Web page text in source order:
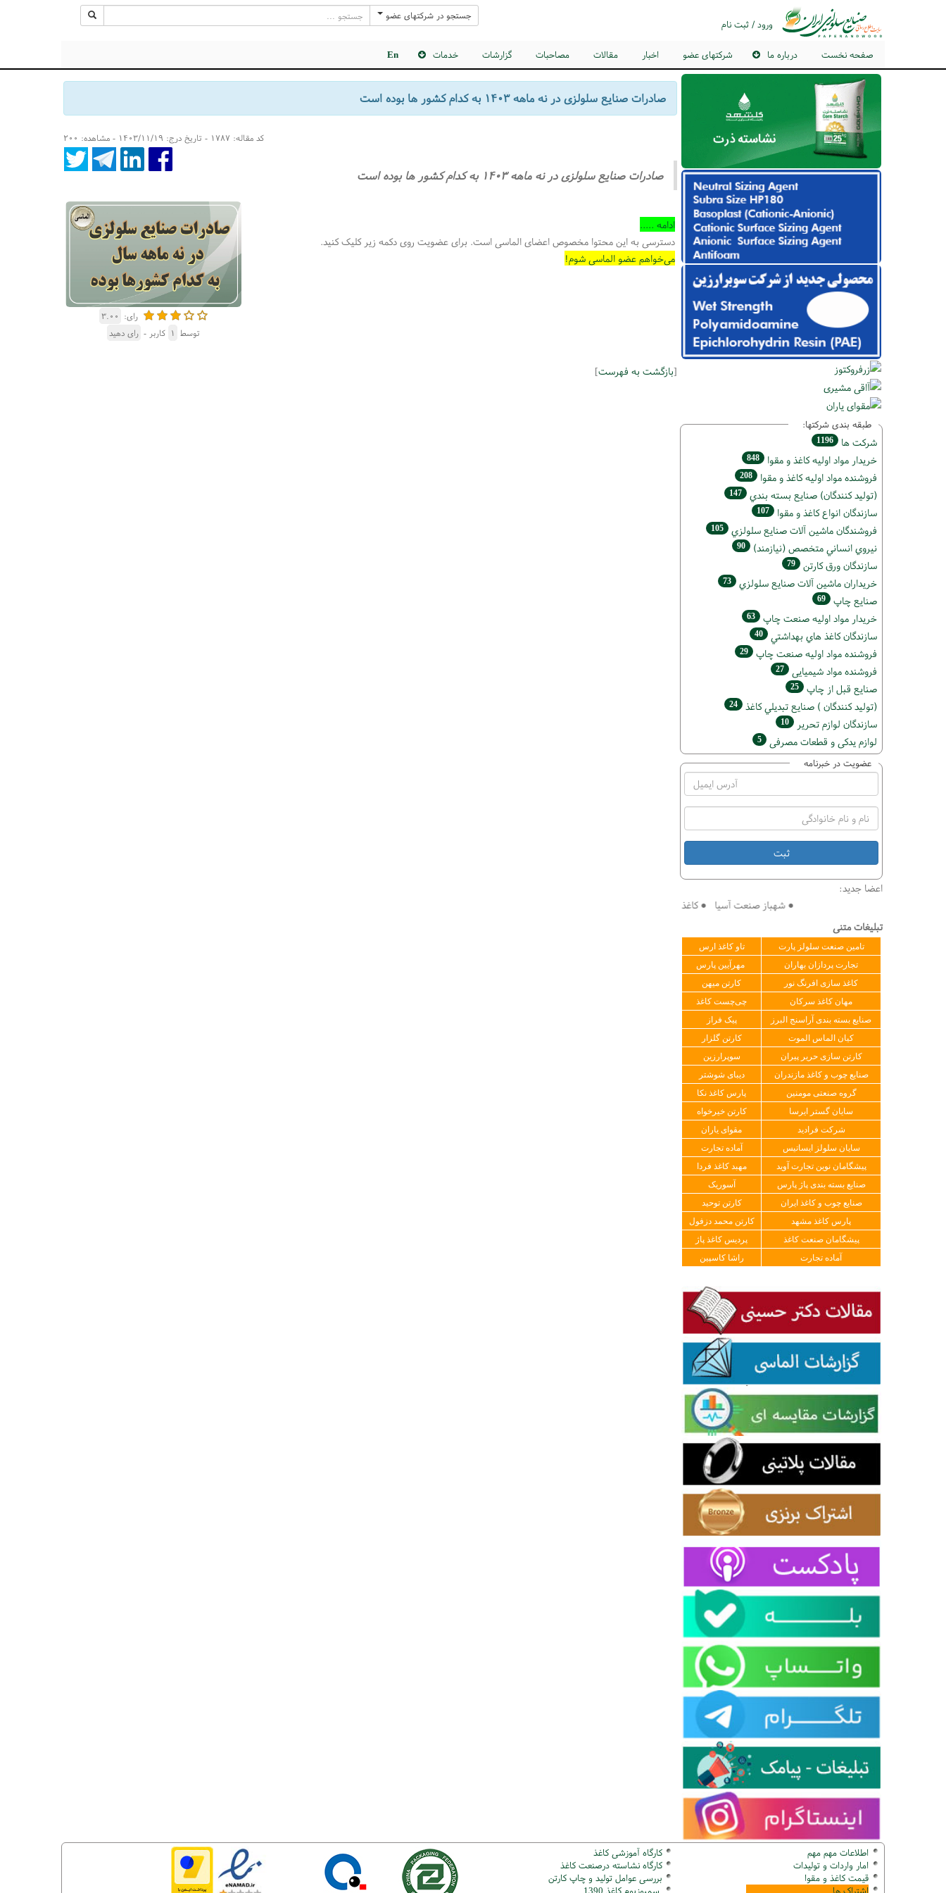
ورود / ثبت نام
جستجو در شرکتهای عضو
صفحه نخست درباره ما شرکتهای عضو اخبار مقالات مصاحبات گزارشات خدمات En
صادرات صنایع سلولزی در نه ماهه ۱۴۰۳ به کدام کشور ها بوده است
کد مقاله: ۱۷۸۷ - تاریخ درج: ۱۴۰۳/۱۱/۱۹ - مشاهده: ۲۰۰
صادرات صنایع سلولزی در نه ماهه ۱۴۰۳ به کدام کشور ها بوده است
رای: ۳.۰۰
توسط ۱ کاربر - رای دهید
ادامه .....
دسترسی به این محتوا مخصوص اعضای الماسی است. برای عضویت روی دکمه زیر کلیک کنید.
می‌خواهم عضو الماسی شوم!
[بازگشت به فهرست]
طبقه بندی شرکتها:
شركت ها 1196
خريدار مواد اوليه كاغذ و مقوا 848
فروشنده مواد اوليه كاغذ و مقوا 208
(تولید كنندگان) صنايع بسته بندي 147
سازندگان انواع کاغذ و مقوا 107
فروشندگان ماشين آلات صنايع سلولزي 105
نيروي انساني متخصص (نیازمند) 90
سازندگان ورق كارتن 79
خریداران ماشين آلات صنايع سلولزي 73
صنايع چاپ 69
خريدار مواد اوليه صنعت چاپ 63
سازندگان كاغذ هاي بهداشتي 40
فروشنده مواد اوليه صنعت چاپ 29
فروشنده مواد شیمیایی 27
صنايع قبل از چاپ 25
(تولید كنندگان ) صنايع تبديلي كاغذ 24
سازندگان لوازم تحریر 10
لوازم یدکی و قطعات مصرفی 5
عضویت در خبرنامه
اعضا جدید:
● شهباز صنعت آسیا ● کاغذ سازی افق ● فنی مهندسی سپهر کویر فرداد ● کاغذ و مقوای فانتزی ترنج ● رسا
تبلیغات متنی
تامین صنعت سلولز پارت
تاو کاغذ ارس
تجارت پردازان بهاران
مهرآیین پارس
کاغذ سازی افرنگ نور
کارتن میهن
مهان کاغذ سرکان
چی‌چست کاغذ
صنایع بسته بندی آراسنج البرز
پیک فراز
کیان الماس الموت
کارتن گلزار
کارتن سازی حریر پیران
سوپرارزین
صنایع چوب و کاغذ مازندران
دیبای شوشتر
گروه صنعتی مومنین
پارس کاغذ نکا
سایان گستر ایرسا
کارتن خیرخواه
شرکت فرادید
مقوای یاران
سایان سلولز ایساتیس
آماده تجارت
پیشگامان نوین تجارت آوید
مهبد کاغذ فردا
صنایع بسته بندی پاژ پارس
آسوریک
صنایع چوب و کاغذ ایران
کارتن توحید
پارس کاغذ مشهد
کارتن محمد دزفول
پیشگامان صنعت کاغذ
پردیس کاغذ پاژ
آماده تجارت
راشا کاسپین
اطلاعات مهم مهم
امار واردات و تولیدات
قیمت کاغذ و مقوا
کارگاه آموزشی کاغذ
کارگاه نشاسته درصنعت کاغذ
بررسی عوامل تولید و چاپ کارتن